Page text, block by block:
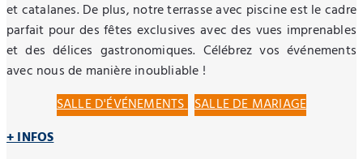
et catalanes. De plus, notre terrasse avec piscine est le cadre
parfait pour des fêtes exclusives avec des vues imprenables
et des délices gastronomiques. Célébrez vos événements
avec nous de manière inoubliable !
SALLE D'ÉVÉNEMENTS SALLE DE MARIAGE
+ INFOS